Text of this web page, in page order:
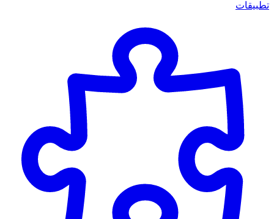
تطبيقات